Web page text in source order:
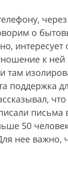
о
интересует
к ней
там
поддержка
что
письма
50
нее важно,